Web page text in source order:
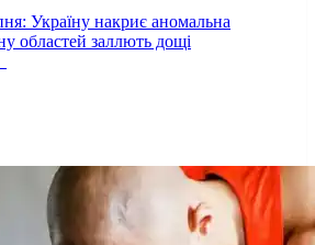
Україну накриє аномальна
областей заллють дощі